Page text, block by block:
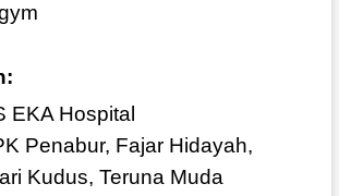
EKA Hospital
Penabur, Fajar Hidayah,
Kudus, Teruna Muda